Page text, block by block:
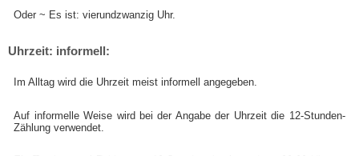
Oder ~ Es ist: vierundzwanzig Uhr.
Uhrzeit: informell:
Im Alltag wird die Uhrzeit meist informell angegeben.
Auf informelle Weise wird bei der Angabe der Uhrzeit die 12-Stunden-
Zählung verwendet.